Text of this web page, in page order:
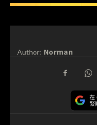
Author: Norman
在
緊